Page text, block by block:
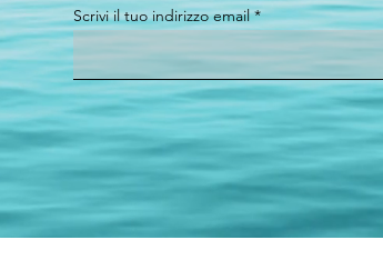
Scrivi il tuo indirizzo email